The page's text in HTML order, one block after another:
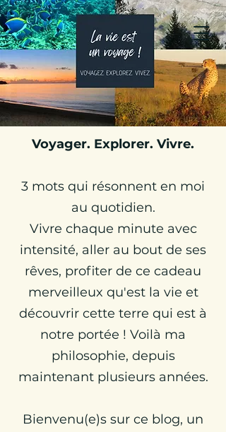
Julie Globetrotteuse
Carnets de Voyages &
Travel Planner
Voyager. Explorer. Vivre.
3 mots qui résonnent en moi
au quotidien.
Vivre chaque minute avec
intensité, aller au bout de ses
rêves, profiter de ce cadeau
merveilleux qu'est la vie et
découvrir cette terre qui est à
notre portée ! Voilà ma
philosophie, depuis
maintenant plusieurs années.
Bienvenu(e)s sur ce blog, un